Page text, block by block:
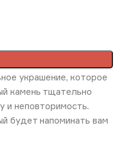
украшение, которое
камень тщательно
и неповторимость.
будет напоминать вам